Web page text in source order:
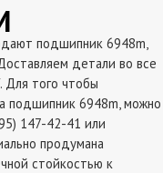
подшипник 6948m,
детали во все
Для того чтобы
подшипник 6948m, можно
147-42-41 или
продумана
стойкостью к